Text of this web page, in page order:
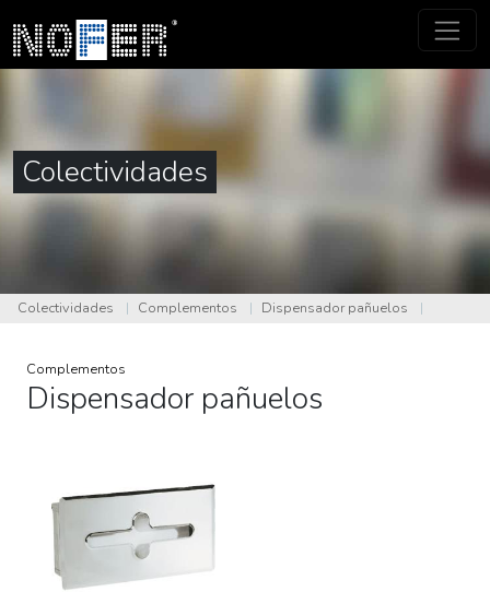
Colectividades
Colectividades | Complementos | Dispensador pañuelos |
Complementos
Dispensador pañuelos